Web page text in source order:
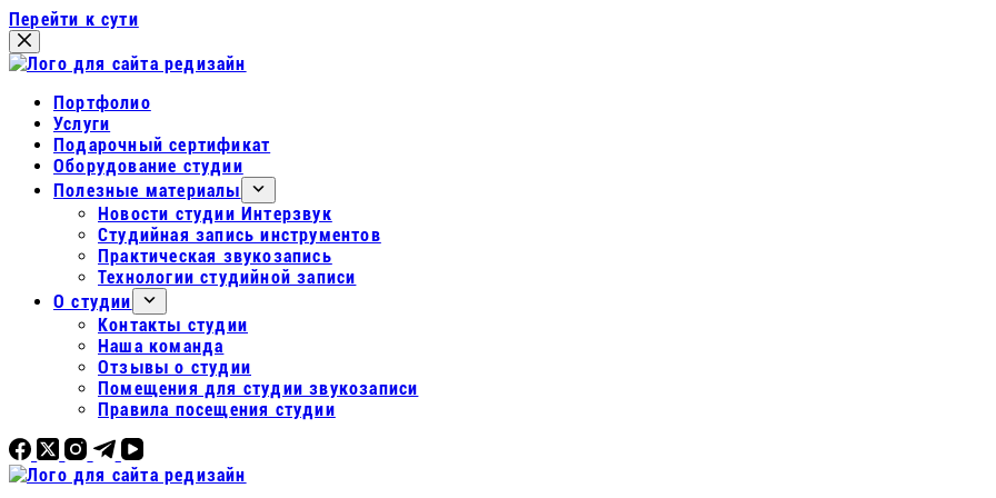
Перейти к сути
Портфолио
Услуги
Подарочный сертификат
Оборудование студии
Полезные материалы
Новости студии Интерзвук
Студийная запись инструментов
Практическая звукозапись
Технологии студийной записи
О студии
Контакты студии
Наша команда
Отзывы о студии
Помещения для студии звукозаписи
Правила посещения студии